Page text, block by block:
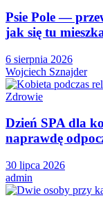
Psie Pole —
jak się tu
6 sierpnia 2026
Wojciech Sznajder
Zdrowie
Dzień SPA dla
naprawdę
30 lipca 2026
admin